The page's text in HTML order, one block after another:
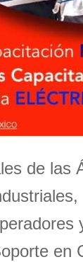
de
en